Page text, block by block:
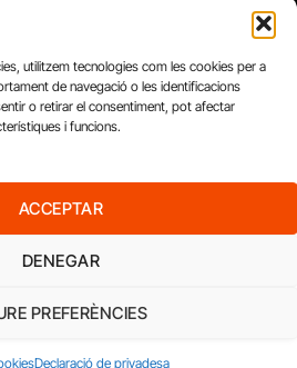
utilitzem tecnologies com les cookies per a
de navegació o les identificacions
o retirar el consentiment, pot afectar
i funcions.
ACCEPTAR
DENEGAR
PREFERÈNCIES
Declaració de privadesa